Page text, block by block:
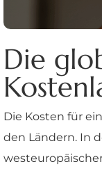
Die
Die Kosten für
den Ländern. In